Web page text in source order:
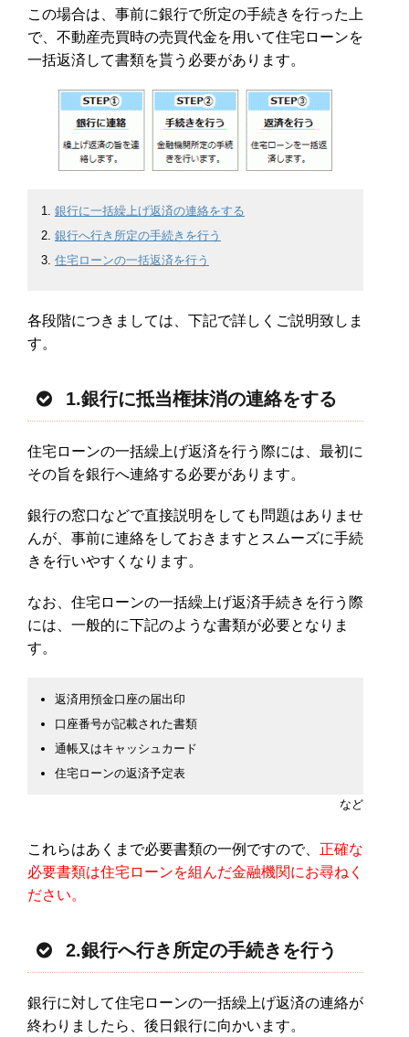
この場合は、事前に銀行で所定の手続きを行った上
で、不動産売買時の売買代金を用いて住宅ローンを
一括返済して書類を貰う必要があります。
銀行に一括繰上げ返済の連絡をする
銀行へ行き所定の手続きを行う
住宅ローンの一括返済を行う
各段階につきましては、下記で詳しくご説明致しま
す。
1.銀行に抵当権抹消の連絡をする
住宅ローンの一括繰上げ返済を行う際には、最初に
その旨を銀行へ連絡する必要があります。
銀行の窓口などで直接説明をしても問題はありませ
んが、事前に連絡をしておきますとスムーズに手続
きを行いやすくなります。
なお、住宅ローンの一括繰上げ返済手続きを行う際
には、一般的に下記のような書類が必要となりま
す。
返済用預金口座の届出印
口座番号が記載された書類
通帳又はキャッシュカード
住宅ローンの返済予定表
など
これらはあくまで必要書類の一例ですので、 正確な
必要書類は住宅ローンを組んだ金融機関にお尋ねく
ださい。
2.銀行へ行き所定の手続きを行う
銀行に対して住宅ローンの一括繰上げ返済の連絡が
終わりましたら、後日銀行に向かいます。